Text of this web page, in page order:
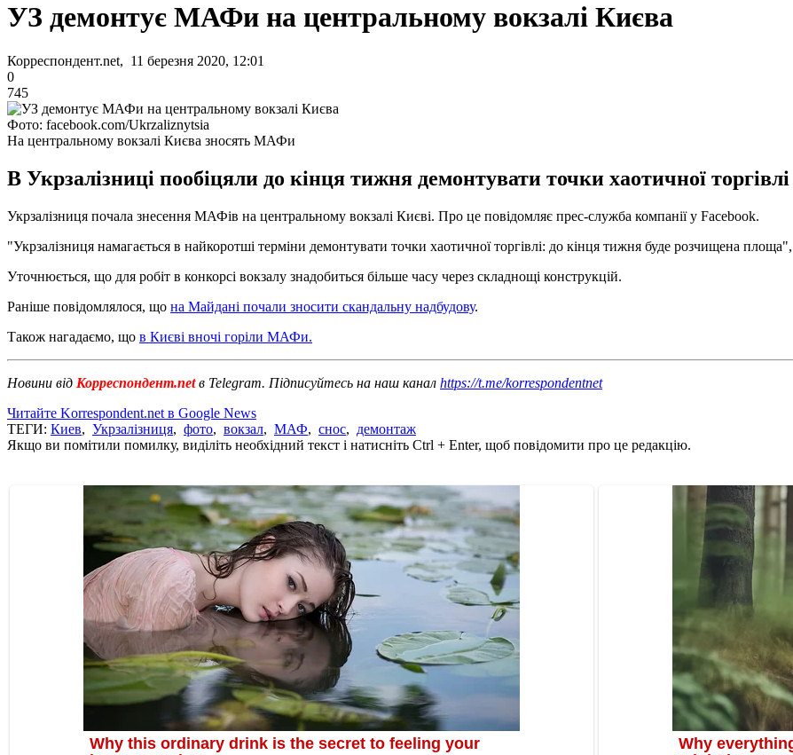
УЗ демонтує МАФи на центральному вокзалі Києва
Корреспондент.net, 11 березня 2020, 12:01
0
745
Фото: facebook.com/Ukrzaliznytsia
На центральному вокзалі Києва зносять МАФи
В Укрзалізниці пообіцяли до кінця тижня демонтувати точки хаотичної
Укрзалізниця почала знесення МАФів на центральному вокзалі Києві. Про це повідомляє прес-служба компанії у Facebook.
"Укрзалізниця намагається в найкоротші терміни демонтувати точки хаотичної торгівлі: до кінця тижня буде розчищена
Уточнюється, що для робіт в конкорсі вокзалу знадобиться більше часу через складнощі конструкцій.
Раніше повідомлялося, що на Майдані почали зносити скандальну надбудову.
Також нагадаємо, що в Києві вночі горіли МАФи.
Новини від Корреспондент.netв Telegram. Підписуйтесь на наш канал https://t.me/korrespondentnet
Читайте Korrespondent.net в Google News
ТЕГИ: Киев, Укрзалізниця, фото, вокзал, МАФ, снос, демонтаж
Якщо ви помітили помилку, виділіть необхідний текст і натисніть Ctrl + Enter, щоб повідомити про це редакцію.